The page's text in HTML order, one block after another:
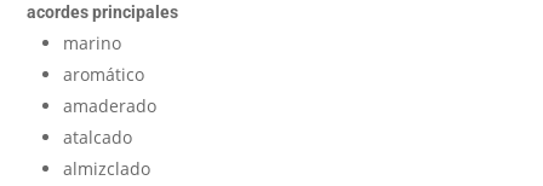
acordes principales
marino
aromático
amaderado
atalcado
almizclado